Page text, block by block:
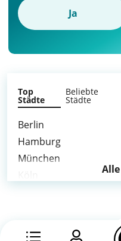
Ja
Top
Städte
Beliebte
Städte
Berlin
Hamburg
München